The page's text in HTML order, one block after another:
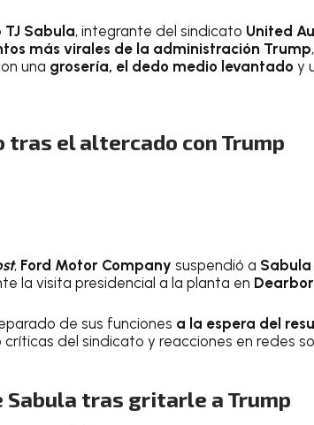
TJ Sabula, integrante del sindicato United
más virales de la administración Trump
una grosería, el dedo medio levantado y
tras el altercado con Trump
, Ford Motor Company suspendió a Sabula
la visita presidencial a la planta en
de sus funciones a la espera del
del sindicato y reacciones en redes
Sabula tras gritarle a Trump